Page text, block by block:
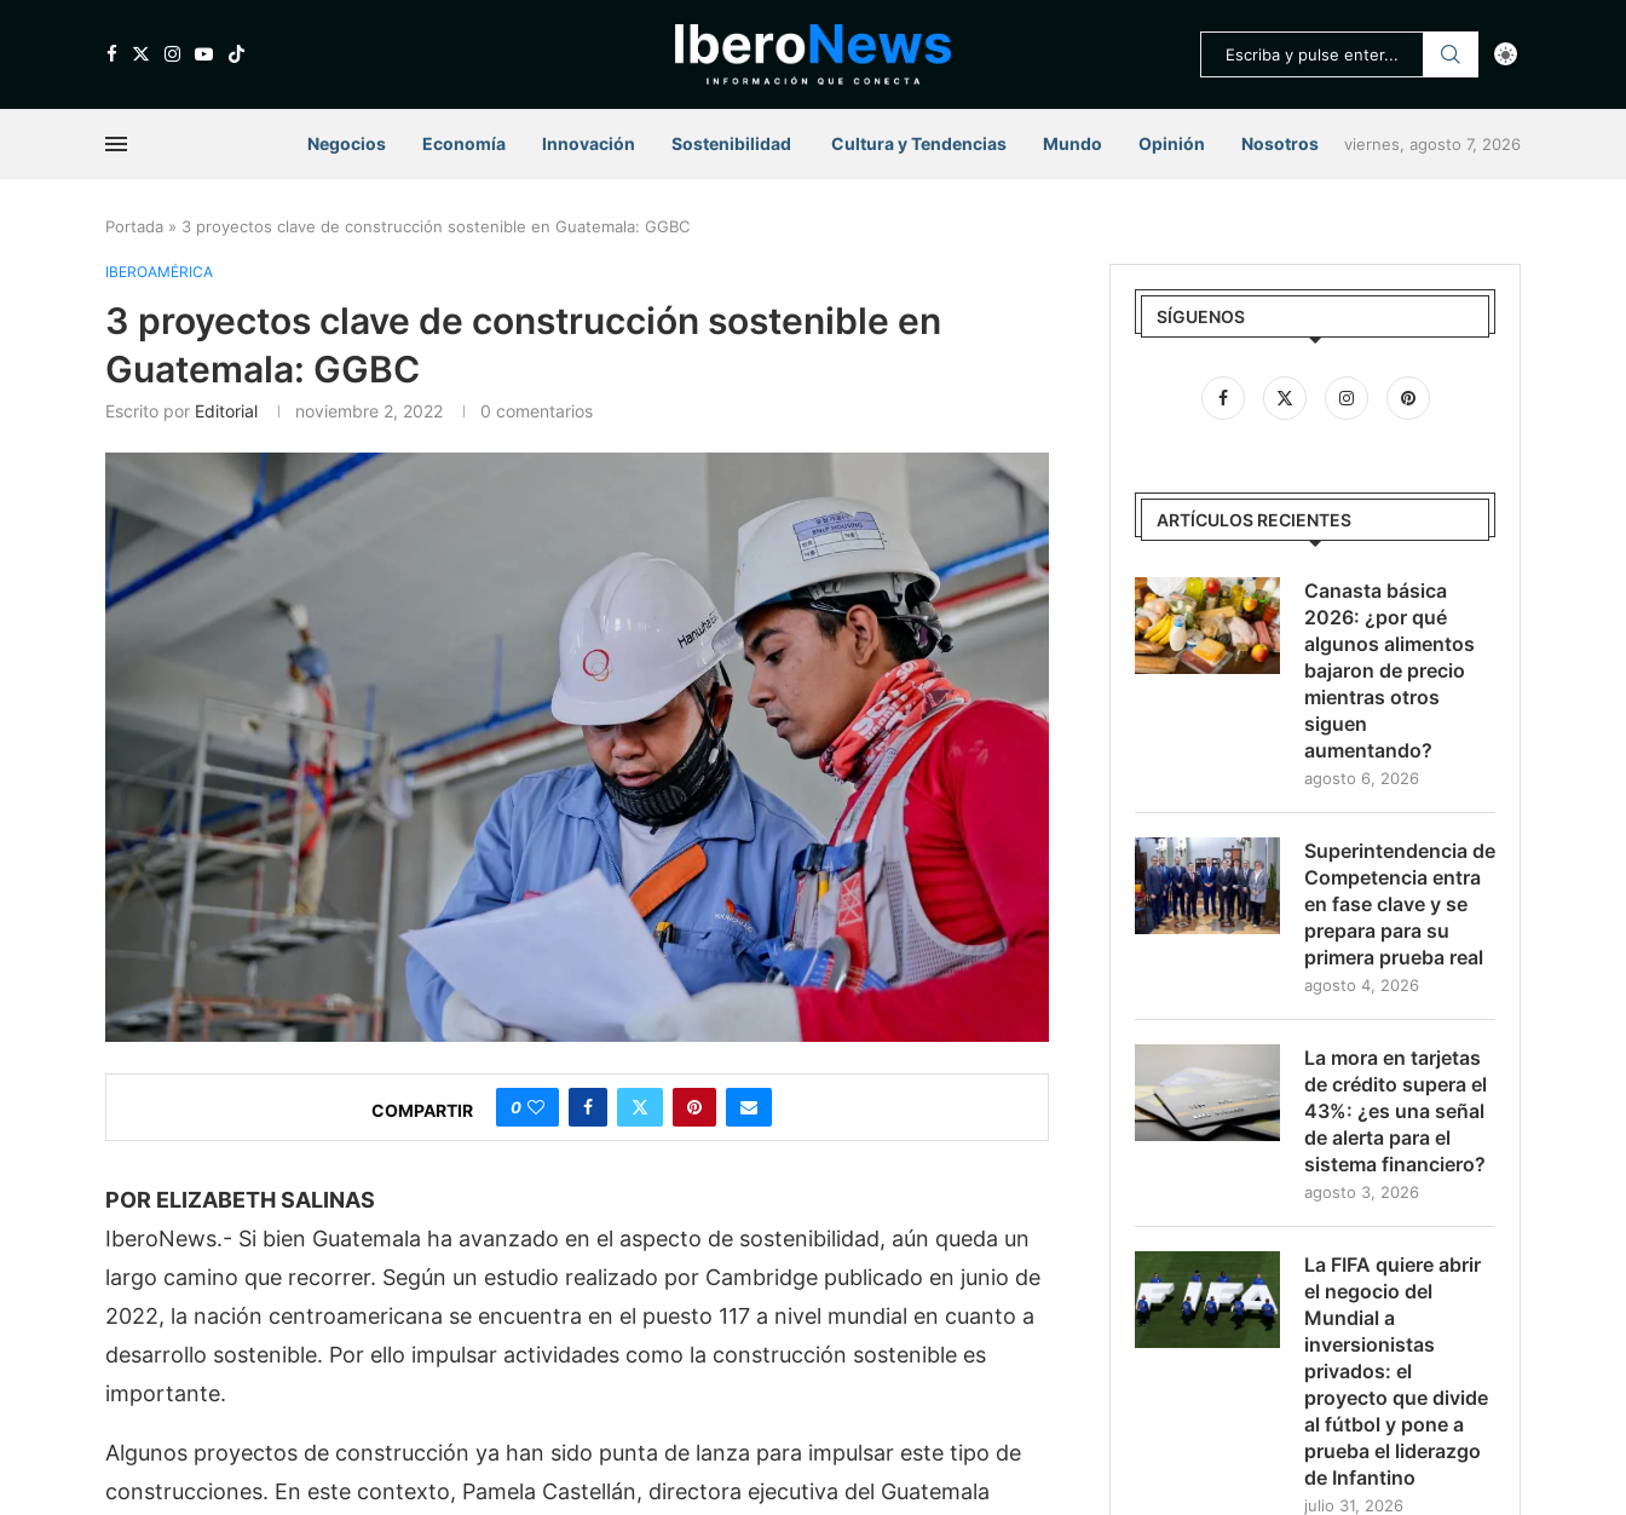
Negocios Economía Innovación Sostenibilidad ⁠ Cultura y Tendencias Mundo Opinión Nosotros viernes, agosto 7, 2026
Portada » 3 proyectos clave de construcción sostenible en Guatemala: GGBC
IBEROAMÉRICA
3 proyectos clave de construcción sostenible en
Guatemala: GGBC
Escrito por Editorial noviembre 2, 2022 0 comentarios
COMPARTIR 0
POR ELIZABETH SALINAS
IberoNews.- Si bien Guatemala ha avanzado en el aspecto de sostenibilidad, aún queda un
largo camino que recorrer. Según un estudio realizado por Cambridge publicado en junio de
2022, la nación centroamericana se encuentra en el puesto 117 a nivel mundial en cuanto a
desarrollo sostenible. Por ello impulsar actividades como la construcción sostenible es
importante.
Algunos proyectos de construcción ya han sido punta de lanza para impulsar este tipo de
construcciones. En este contexto, Pamela Castellán, directora ejecutiva del Guatemala
SÍGUENOS
ARTÍCULOS RECIENTES
Canasta básica
2026: ¿por qué
algunos alimentos
bajaron de precio
mientras otros
siguen
aumentando?
agosto 6, 2026
Superintendencia de
Competencia entra
en fase clave y se
prepara para su
primera prueba real
agosto 4, 2026
La mora en tarjetas
de crédito supera el
43%: ¿es una señal
de alerta para el
sistema financiero?
agosto 3, 2026
La FIFA quiere abrir
el negocio del
Mundial a
inversionistas
privados: el
proyecto que divide
al fútbol y pone a
prueba el liderazgo
de Infantino
julio 31, 2026